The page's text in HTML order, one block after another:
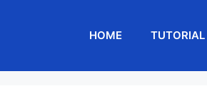
HOME TUTORIAL